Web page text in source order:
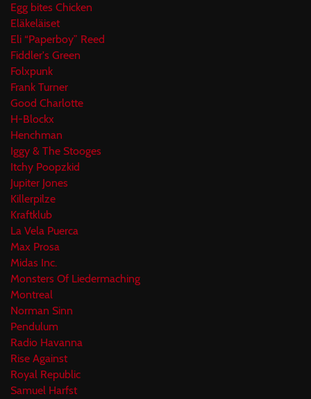
Egg bites Chicken
Eläkeläiset
Eli “Paperboy” Reed
Fiddler's Green
Folxpunk
Frank Turner
Good Charlotte
H-Blockx
Henchman
Iggy & The Stooges
Itchy Poopzkid
Jupiter Jones
Killerpilze
Kraftklub
La Vela Puerca
Max Prosa
Midas Inc.
Monsters Of Liedermaching
Montreal
Norman Sinn
Pendulum
Radio Havanna
Rise Against
Royal Republic
Samuel Harfst